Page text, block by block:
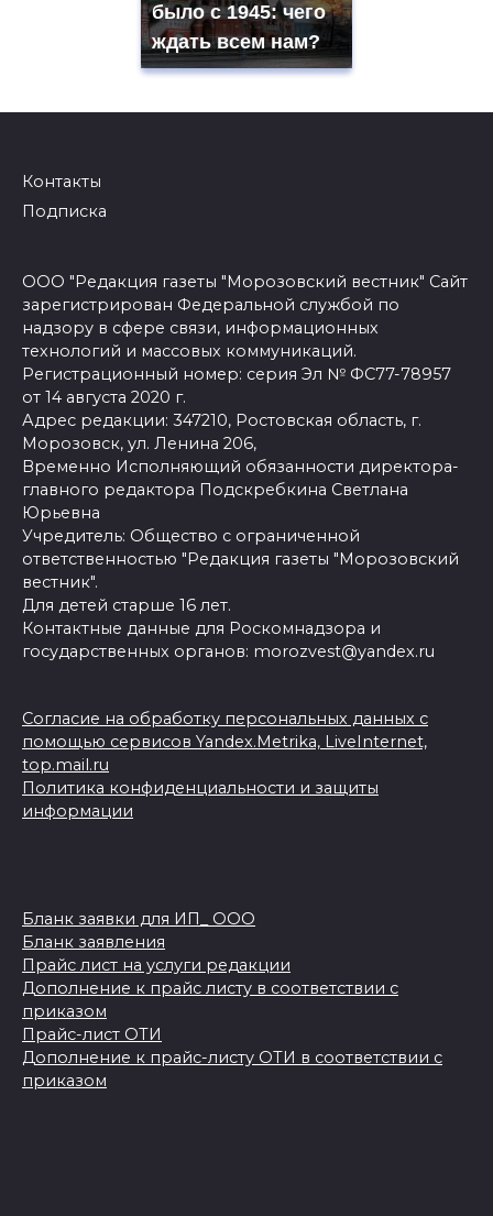
было с 1945: чего
ждать всем нам?
Контакты
Подписка
ООО "Редакция газеты "Морозовский вестник" Сайт
зарегистрирован Федеральной службой по
надзору в сфере связи, информационных
технологий и массовых коммуникаций.
Регистрационный номер: серия Эл № ФС77-78957
от 14 августа 2020 г.
Адрес редакции: 347210, Ростовская область, г.
Морозовск, ул. Ленина 206,
Временно Исполняющий обязанности директора-
главного редактора Подскребкина Светлана
Юрьевна
Учредитель: Общество с ограниченной
ответственностью "Редакция газеты "Морозовский
вестник".
Для детей старше 16 лет.
Контактные данные для Роскомнадзора и
государственных органов: morozvest@yandex.ru
Согласие на обработку персональных данных с
помощью сервисов Yandex.Metrika, LiveInternet,
top.mail.ru
Политика конфиденциальности и защиты
информации
Бланк заявки для ИП_ ООО
Бланк заявления
Прайс лист на услуги редакции
Дополнение к прайс листу в соответствии с
приказом
Прайс-лист ОТИ
Дополнение к прайс-листу ОТИ в соответствии с
приказом